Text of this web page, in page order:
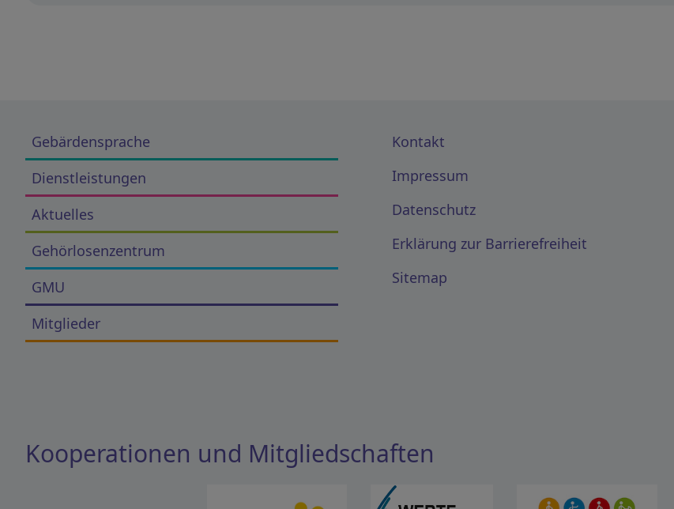
Gebärdensprache
Dienstleistungen
Aktuelles
Gehörlosenzentrum
GMU
Mitglieder
Kontakt
Impressum
Datenschutz
Erklärung zur Barrierefreiheit
Sitemap
Kooperationen und Mitgliedschaften